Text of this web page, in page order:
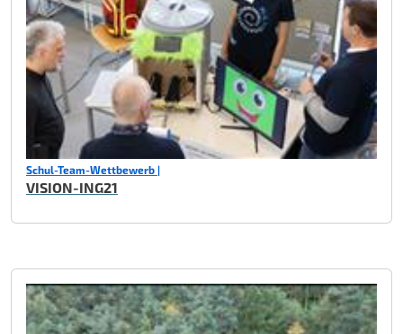
Schul-Team-Wettbewerb |
VISION-ING21